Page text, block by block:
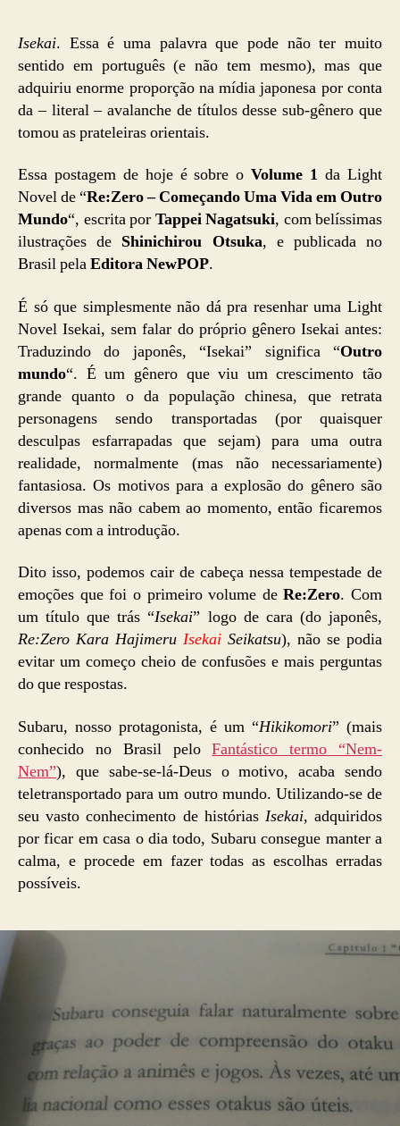
Isekai. Essa é uma palavra que pode não ter muito
sentido em português (e não tem mesmo), mas que
adquiriu enorme proporção na mídia japonesa por conta
da – literal – avalanche de títulos desse sub-gênero que
tomou as prateleiras orientais.
Essa postagem de hoje é sobre oVolume 1 da Light
Novel de “Re:Zero – Começando Uma Vida em Outro
Mundo“, escrita por Tappei Nagatsuki, com belíssimas
ilustrações de Shinichirou Otsuka, e publicada no
Brasil pelaEditora NewPOP.
É só que simplesmente não dá pra resenhar uma Light
Novel Isekai, sem falar do próprio gênero Isekai antes:
Traduzindo do japonês, “Isekai” significa “Outro
mundo“. É um gênero que viu um crescimento tão
grande quanto o da população chinesa, que retrata
personagens sendo transportadas (por quaisquer
desculpas esfarrapadas que sejam) para uma outra
realidade, normalmente (mas não necessariamente)
fantasiosa. Os motivos para a explosão do gênero são
diversos mas não cabem ao momento, então ficaremos
apenas com a introdução.
Dito isso, podemos cair de cabeça nessa tempestade de
emoções que foi o primeiro volume deRe:Zero. Com
um título que trás “Isekai” logo de cara (do japonês,
Re:Zero Kara Hajimeru Isekai Seikatsu), não se podia
evitar um começo cheio de confusões e mais perguntas
do que respostas.
Subaru, nosso protagonista, é um “Hikikomori” (mais
conhecido no Brasil peloFantástico termo “Nem-
Nem”), que sabe-se-lá-Deus o motivo, acaba sendo
teletransportado para um outro mundo. Utilizando-se de
seu vasto conhecimento de histórias Isekai, adquiridos
por ficar em casa o dia todo, Subaru consegue manter a
calma, e procede em fazer todas as escolhas erradas
possíveis.